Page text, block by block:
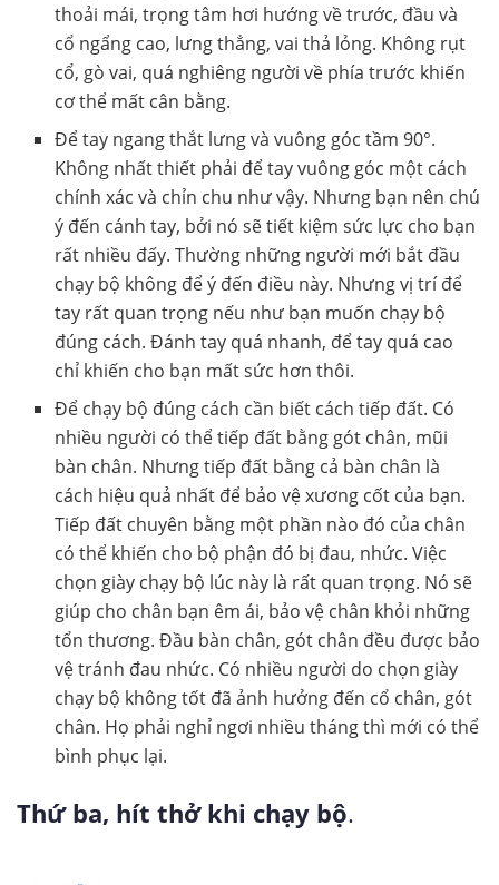
thoải mái, trọng tâm hơi hướng về trước, đầu và
cổ ngẩng cao, lưng thẳng, vai thả lỏng. Không rụt
cổ, gò vai, quá nghiêng người về phía trước khiến
cơ thể mất cân bằng.
Để tay ngang thắt lưng và vuông góc tầm 90°.
Không nhất thiết phải để tay vuông góc một cách
chính xác và chỉn chu như vậy. Nhưng bạn nên chú
ý đến cánh tay, bởi nó sẽ tiết kiệm sức lực cho bạn
rất nhiều đấy. Thường những người mới bắt đầu
chạy bộ không để ý đến điều này. Nhưng vị trí để
tay rất quan trọng nếu như bạn muốn chạy bộ
đúng cách. Đánh tay quá nhanh, để tay quá cao
chỉ khiến cho bạn mất sức hơn thôi.
Để chạy bộ đúng cách cần biết cách tiếp đất. Có
nhiều người có thể tiếp đất bằng gót chân, mũi
bàn chân. Nhưng tiếp đất bằng cả bàn chân là
cách hiệu quả nhất để bảo vệ xương cốt của bạn.
Tiếp đất chuyên bằng một phần nào đó của chân
có thể khiến cho bộ phận đó bị đau, nhức. Việc
chọn giày chạy bộ lúc này là rất quan trọng. Nó sẽ
giúp cho chân bạn êm ái, bảo vệ chân khỏi những
tổn thương. Đầu bàn chân, gót chân đều được bảo
vệ tránh đau nhức. Có nhiều người do chọn giày
chạy bộ không tốt đã ảnh hưởng đến cổ chân, gót
chân. Họ phải nghỉ ngơi nhiều tháng thì mới có thể
bình phục lại.
Thứ ba, hít thở khi chạy bộ.